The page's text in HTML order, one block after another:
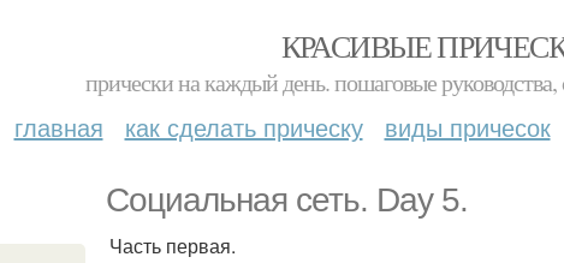
КРАСИВЫЕ
прически на каждый день. пошаговые
главная как сделать прическу виды причесок
Социальная сеть. Day 5.
Часть первая.